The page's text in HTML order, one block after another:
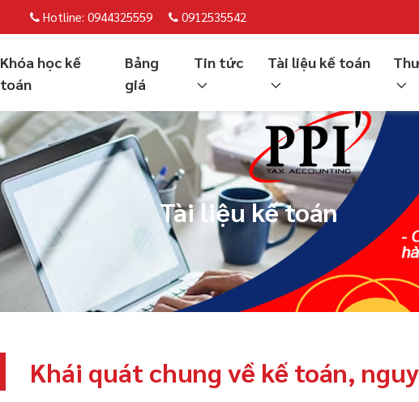
Hotline: 0944325559 0912535542
Khóa học kế
toán
Bảng
giá
Tin tức Tài liệu kế toán
Tài liệu kế toán
Khái quát chung về kế toán,